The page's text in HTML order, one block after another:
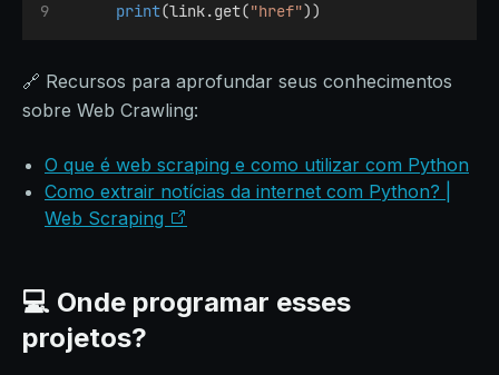
print(link.get("href"))
🔗 Recursos para aprofundar seus conhecimentos
sobre Web Crawling:
O que é web scraping e como utilizar com Python
Como extrair notícias da internet com Python? |
Web Scraping
💻 Onde programar esses
projetos?